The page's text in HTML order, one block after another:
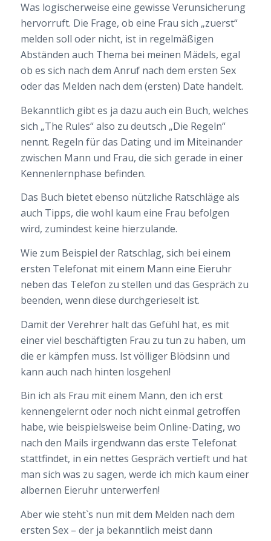
Was logischerweise eine gewisse Verunsicherung
hervorruft. Die Frage, ob eine Frau sich „zuerst“
melden soll oder nicht, ist in regelmäßigen
Abständen auch Thema bei meinen Mädels, egal
ob es sich nach dem Anruf nach dem ersten Sex
oder das Melden nach dem (ersten) Date handelt.
Bekanntlich gibt es ja dazu auch ein Buch, welches
sich „The Rules“ also zu deutsch „Die Regeln“
nennt. Regeln für das Dating und im Miteinander
zwischen Mann und Frau, die sich gerade in einer
Kennenlernphase befinden.
Das Buch bietet ebenso nützliche Ratschläge als
auch Tipps, die wohl kaum eine Frau befolgen
wird, zumindest keine hierzulande.
Wie zum Beispiel der Ratschlag, sich bei einem
ersten Telefonat mit einem Mann eine Eieruhr
neben das Telefon zu stellen und das Gespräch zu
beenden, wenn diese durchgerieselt ist.
Damit der Verehrer halt das Gefühl hat, es mit
einer viel beschäftigten Frau zu tun zu haben, um
die er kämpfen muss. Ist völliger Blödsinn und
kann auch nach hinten losgehen!
Bin ich als Frau mit einem Mann, den ich erst
kennengelernt oder noch nicht einmal getroffen
habe, wie beispielsweise beim Online-Dating, wo
nach den Mails irgendwann das erste Telefonat
stattfindet, in ein nettes Gespräch vertieft und hat
man sich was zu sagen, werde ich mich kaum einer
albernen Eieruhr unterwerfen!
Aber wie steht`s nun mit dem Melden nach dem
ersten Sex – der ja bekanntlich meist dann